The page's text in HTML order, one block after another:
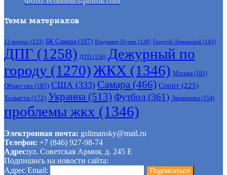
Темы материалов
13 вопрос (133) БК Самара (187) Владимир Путин (138) Георгий Лиманский (143)
ДПГ (1258) ДТП (136) Дежурный по
городу (1270)ЖКХ (1346) Москва (161)
Общество (185) США (333) Самара (466) Спорт (225)
Тольятти (172) Украина (513) Футбол (361) Экономика (154)
проблемы жкх (1346)
Электронная почта: gslimansky@mail.ru
Телефон: +7 (846) 927-98-74
Адрес:ул. Советская Армия, д. 245 Е
Подпишись на новости сайта:
Адрес Email: